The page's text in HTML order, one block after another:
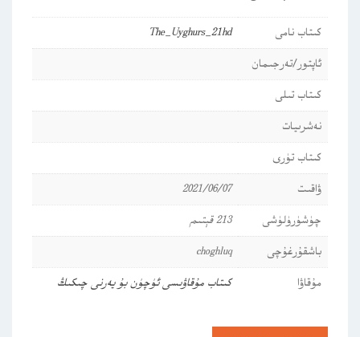
كىتاب نامى
The_Uyghurs_21hd
ئاپتور/تەرجىمان
كىتاب تىلى
نەشرىيات
كىتاب تۈرى
ۋاقىت
2021/06/07
چۈشۈرۈلۈشى
213 قېتىم
باشقۇرغۇچى
choghluq
مۇقاۋا
كىتاب مۇقاۋىسى ئۈچۈن بۇ يەرنى چىكىڭ